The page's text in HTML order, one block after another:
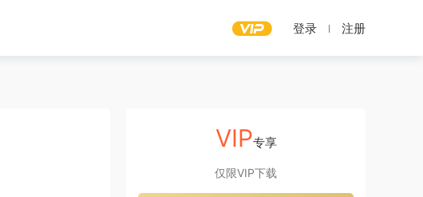
登录 注册
VIP专享
仅限VIP下载